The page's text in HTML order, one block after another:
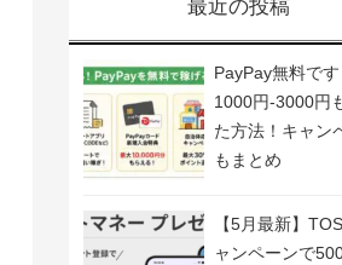
最近の投稿
PayPay無料です
1000円-3000円
た方法！キャン
もまとめ
【5月最新】
ャンペーンで